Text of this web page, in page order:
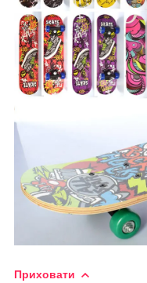
Приховати